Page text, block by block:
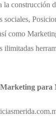
la construcción
sociales,
como
ilimitadas
Marketing para